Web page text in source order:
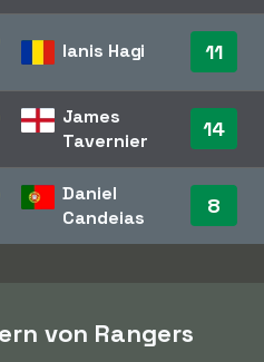
Ianis Hagi 11
James
Tavernier
14
Daniel
Candeias
8
von Rangers